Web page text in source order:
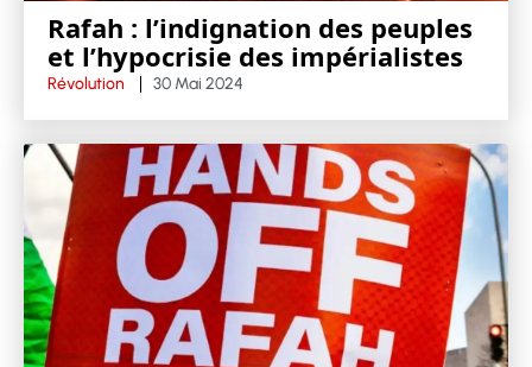
Rafah : l’indignation des peuples
et l’hypocrisie des impérialistes
Révolution 30 Mai 2024